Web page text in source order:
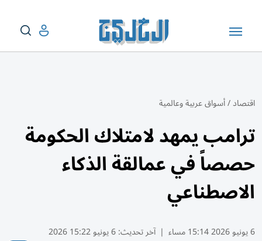
اقتصاد/أسواق عربية وعالمية
ترامب يمهد لامتلاك الحكومة
حصصاً في عمالقة الذكاء
الاصطناعي
6 يونيو 2026 15:14 مساء | آخر تحديث:6 يونيو 15:22 2026